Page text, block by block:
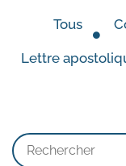
Tous
Lettre